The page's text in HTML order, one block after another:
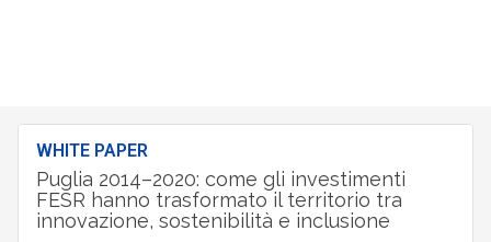
WHITE PAPER
Puglia 2014–2020: come gli investimenti
FESR hanno trasformato il territorio tra
innovazione, sostenibilità e inclusione